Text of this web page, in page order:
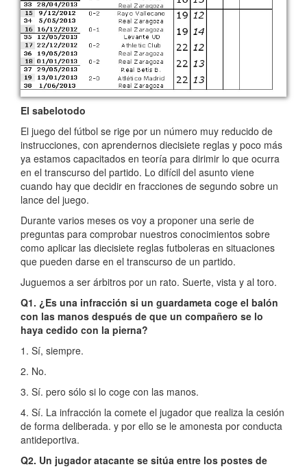
El sabelotodo
El juego del fútbol se rige por un número muy reducido de
instrucciones, con aprendernos diecisiete reglas y poco más
ya estamos capacitados en teoría para dirimir lo que ocurra
en el transcurso del partido. Lo difícil del asunto viene
cuando hay que decidir en fracciones de segundo sobre un
lance del juego.
Durante varios meses os voy a proponer una serie de
preguntas para comprobar nuestros conocimientos sobre
como aplicar las diecisiete reglas futboleras en situaciones
que pueden darse en el transcurso de un partido.
Juguemos a ser árbitros por un rato. Suerte, vista y al toro.
Q1. ¿Es una infracción si un guardameta coge el balón
con las manos después de que un compañero se lo
haya cedido con la pierna?
1. Sí, siempre.
2. No.
3. Sí. pero sólo si lo coge con las manos.
4. Sí. La infracción la comete el jugador que realiza la cesión
de forma deliberada. y por ello se le amonesta por conducta
antideportiva.
Q2. Un jugador atacante se sitúa entre los postes de